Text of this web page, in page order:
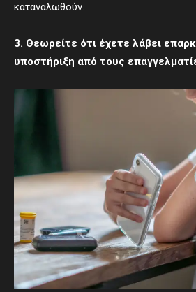
καταναλωθούν.
3. Θεωρείτε ότι έχετε λάβει
υποστήριξη από τους